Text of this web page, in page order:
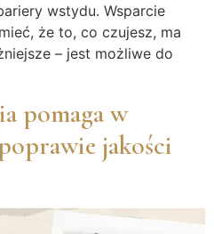
wstydu. Wsparcie
że to, co czujesz, ma
– jest możliwe do
pomaga w
jakości